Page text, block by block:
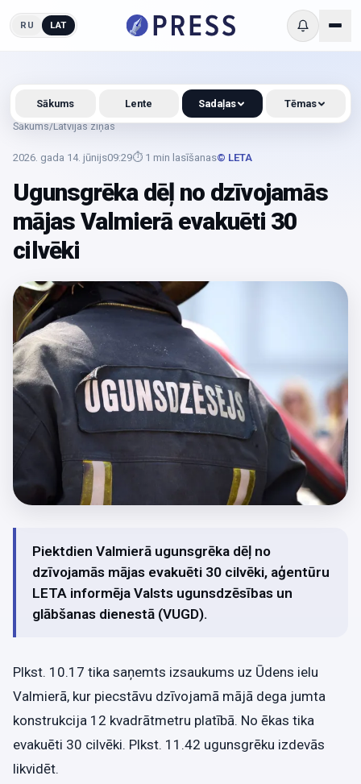
RU LAT
Sākums/Latvijas ziņas
2026. gada 14. jūnijs09:29⏱ 1 min lasīšanas© LETA
Ugunsgrēka dēļ no dzīvojamās
mājas Valmierā evakuēti 30
cilvēki
Piektdien Valmierā ugunsgrēka dēļ no
dzīvojamās mājas evakuēti 30 cilvēki, aģentūru
LETA informēja Valsts ugunsdzēsības un
glābšanas dienestā (VUGD).
Plkst. 10.17 tika saņemts izsaukums uz Ūdens ielu
Valmierā, kur piecstāvu dzīvojamā mājā dega jumta
konstrukcija 12 kvadrātmetru platībā. No ēkas tika
evakuēti 30 cilvēki. Plkst. 11.42 ugunsgrēku izdevās
likvidēt.
Sākums Lente Sadaļas Tēmas